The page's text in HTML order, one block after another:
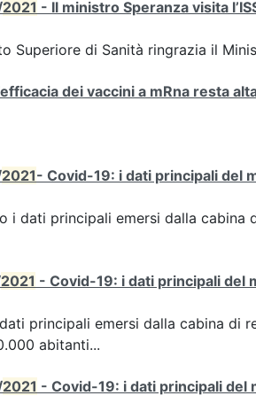
2021 - Il ministro Speranza visita
Superiore di Sanità ringrazia il
dei vaccini a mRna resta
2021- Covid-19: i dati principali del
i dati principali emersi dalla cabina
2021 - Covid-19: i dati principali del
principali emersi dalla cabina di
abitanti...
2021 - Covid-19: i dati principali del